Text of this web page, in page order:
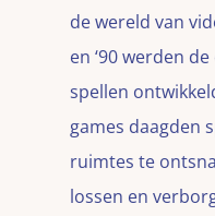
de wereld van
en ‘90 werden
spellen
games daagden
ruimtes te
lossen en